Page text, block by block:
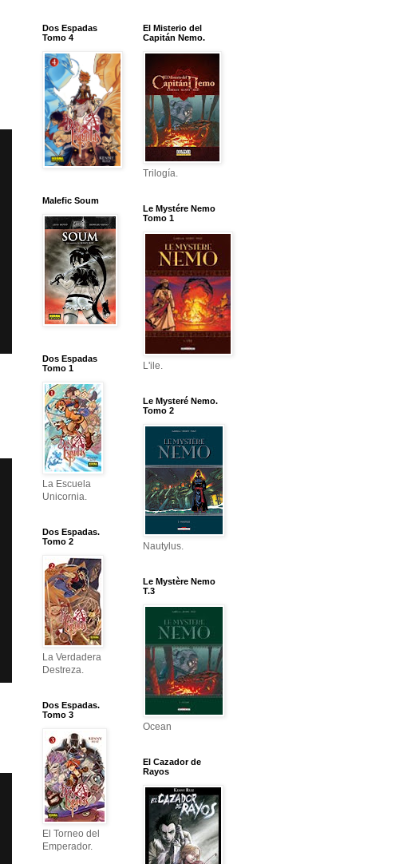
Dos Espadas
Tomo 4
Malefic Soum
Dos Espadas
Tomo 1
La Escuela
Unicornia.
Dos Espadas.
Tomo 2
La Verdadera
Destreza.
Dos Espadas.
Tomo 3
El Torneo del
Emperador.
El Misterio del
Capitán Nemo.
Trilogía.
Le Mystére Nemo
Tomo 1
L'ile.
Le Mysteré Nemo.
Tomo 2
Nautylus.
Le Mystère Nemo
T.3
Ocean
El Cazador de
Rayos